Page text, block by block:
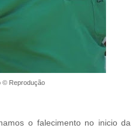
© Reprodução
o falecimento no inicio da